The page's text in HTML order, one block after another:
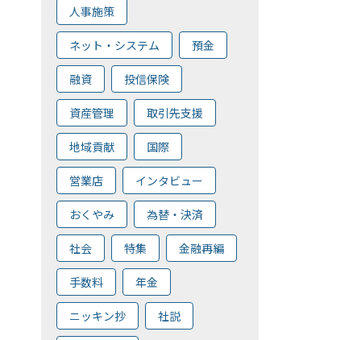
人事施策
ネット・システム 預金
融資 投信保険
資産管理 取引先支援
地域貢献 国際
営業店 インタビュー
おくやみ 為替・決済
社会 特集 金融再編
手数料 年金
ニッキン抄 社説